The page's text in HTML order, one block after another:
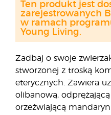
Zadbaj o swoje
stworzonej z troską
eterycznych. Zawiera
olibanową,
orzeźwiającą
Ten produkt jest
zarejestrowanych
w ramach
Young Living.